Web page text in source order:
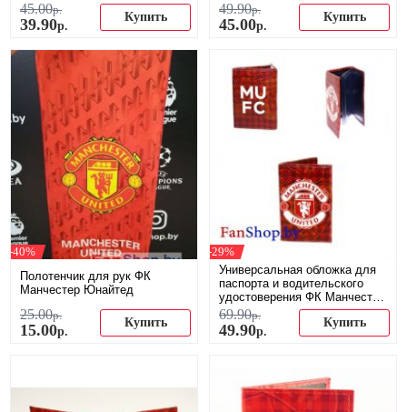
45.00р.
39.90р.
Купить
49.90р.
45.00р.
Купить
-40%
Полотенчик для рук ФК
Манчестер Юнайтед
25.00р.
15.00р.
Купить
-29%
Универсальная обложка для
паспорта и водительского
удостоверения ФК Манчестер
Юнайтед
69.90р.
49.90р.
Купить